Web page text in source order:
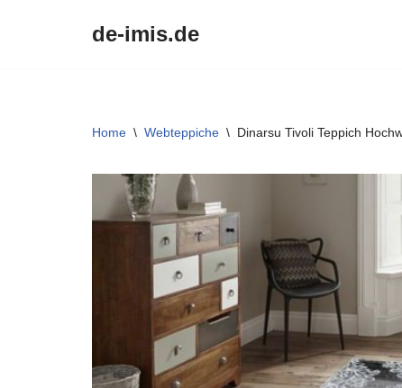
de-imis.de
Home \ Webteppiche \ Dinarsu Tivoli Teppich